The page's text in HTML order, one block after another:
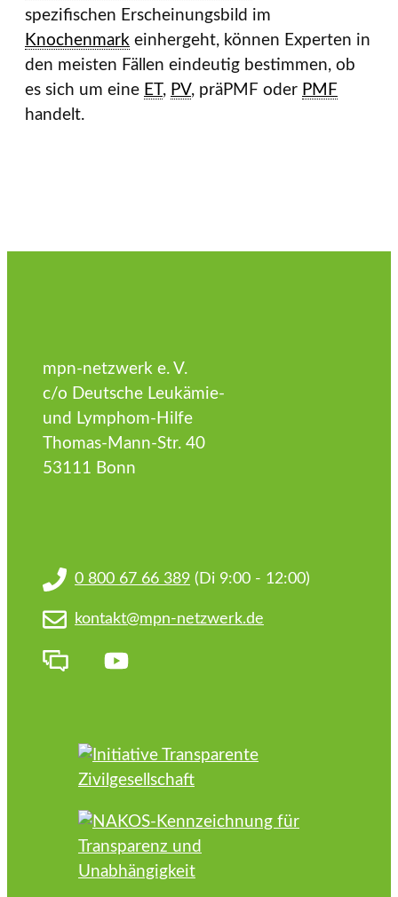
spezifischen Erscheinungsbild im
Knochenmark einhergeht, können Experten in
den meisten Fällen eindeutig bestimmen, ob
es sich um eine ET, PV, präPMF oder PMF
handelt.
mpn-netzwerk e. V.
c/o Deutsche Leukämie-
und Lymphom-Hilfe
Thomas-Mann-Str. 40
53111 Bonn
0 800 67 66 389 (Di 9:00 - 12:00)
kontakt@mpn-netzwerk.de